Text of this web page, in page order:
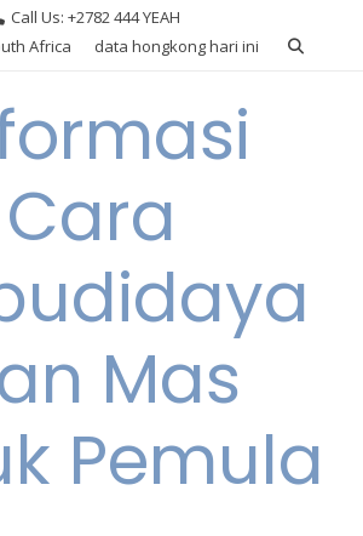
Call Us: +2782 444 YEAH
Africa
data hongkong hari ini
Cara
Mas
Pemula